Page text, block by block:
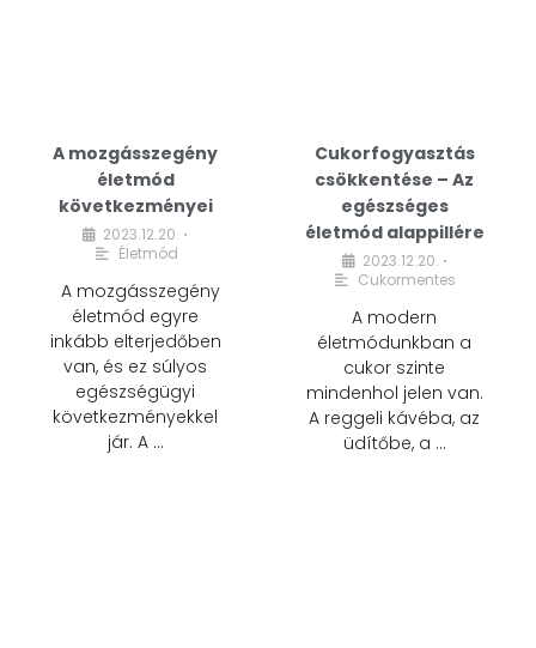
A mozgásszegény
életmód
következményei
2023.12.20. •
Életmód
A mozgásszegény
életmód egyre
inkább elterjedőben
van, és ez súlyos
egészségügyi
következményekkel
jár. A …
Cukorfogyasztás
csökkentése – Az
egészséges
életmód alappillére
2023.12.20. •
Cukormentes
A modern
életmódunkban a
cukor szinte
mindenhol jelen van.
A reggeli kávéba, az
üdítőbe, a …